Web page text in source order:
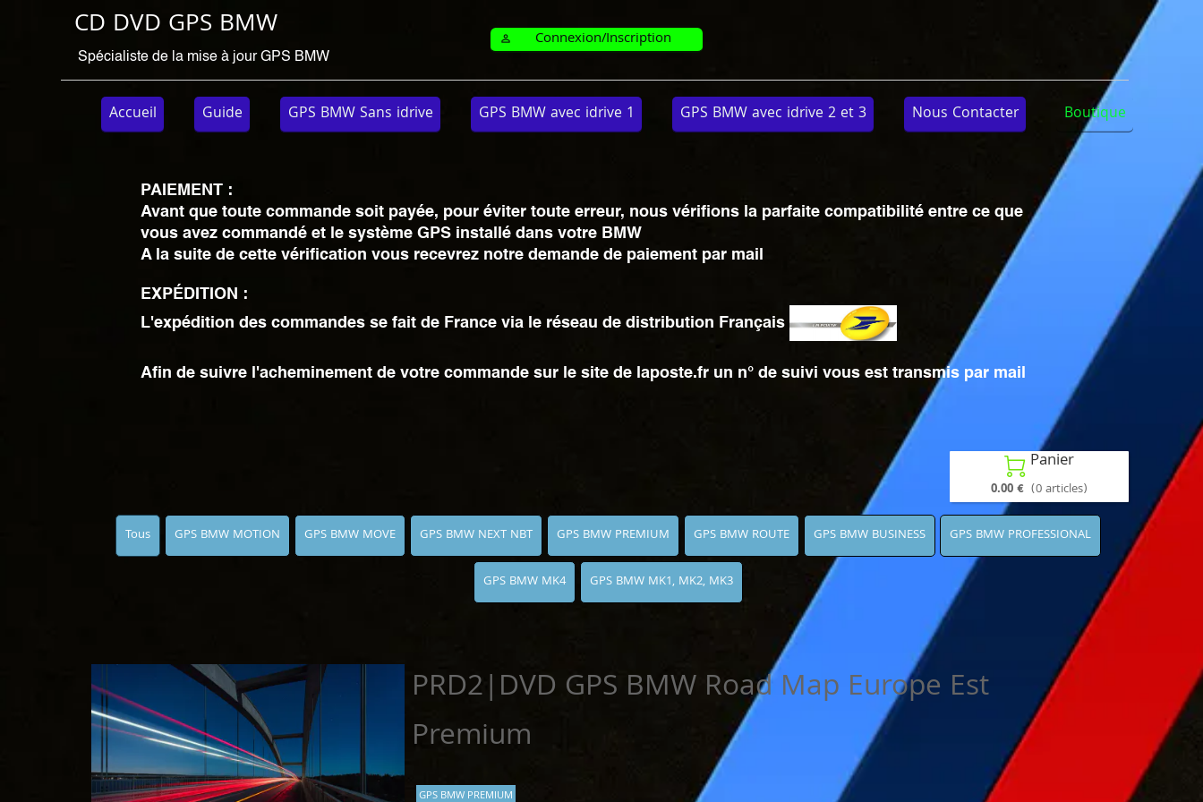
CD DVD GPS BMW
Spécialiste de la mise à jour GPS BMW
Accueil Guide GPS BMW Sans idrive GPS BMW avec idrive 1 GPS BMW avec idrive 2 et 3 Nous Contacter Boutique
perm_identity Connexion/Inscription
PAIEMENT :
Avant que toute commande soit payée, pour éviter toute erreur, nous vérifions la parfaite compatibilité entre ce que
vous avez commandé et le système GPS installé dans votre BMW
A la suite de cette vérification vous recevrez notre demande de paiement par mail
EXPÉDITION :
L'expédition des commandes se fait de France via le réseau de distribution Français
Afin de suivre l'acheminement de votre commande sur le site de laposte.fr un n° de suivi vous est transmis par mail
 Panier
0.00 € (0 articles)
Tous GPS BMW MOTION GPS BMW MOVE GPS BMW NEXT NBT GPS BMW PREMIUM GPS BMW ROUTE GPS BMW BUSINESS GPS BMW PROFESSIONAL
GPS BMW MK4 GPS BMW MK1, MK2, MK3
PRD2|DVD GPS BMW Road Map Europe Est
Premium
GPS BMW PREMIUM